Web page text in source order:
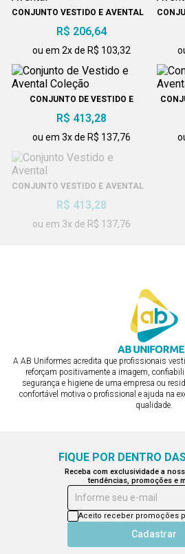
CONJUNTO VESTIDO E AVENTAL
R$ 206,64
ou em 2x de R$ 103,32
CONJUNTO DE VESTIDO E
R$ 413,28
ou em 3x de R$ 137,76
CONJUNTO VESTIDO E AVENTAL
R$ 413,28
ou em 3x de R$ 137,76
A AB Uniformes acredita que profissionais
reforçam positivamente a imagem,
segurança e higiene de uma empresa ou
confortável motiva o profissional e ajuda na
qualidade.
FIQUE POR DENTRO
Receba com exclusividade a
tendências, promoções e
Informe seu e-mail
Cadastrar
Aceito receber promoções